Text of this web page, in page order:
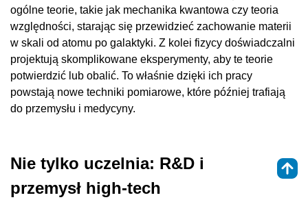
ogólne teorie, takie jak mechanika kwantowa czy teoria
względności, starając się przewidzieć zachowanie materii
w skali od atomu po galaktyki. Z kolei fizycy doświadczalni
projektują skomplikowane eksperymenty, aby te teorie
potwierdzić lub obalić. To właśnie dzięki ich pracy
powstają nowe techniki pomiarowe, które później trafiają
do przemysłu i medycyny.
Nie tylko uczelnia: R&D i
przemysł high-tech